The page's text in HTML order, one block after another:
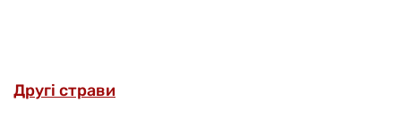
Другі страви